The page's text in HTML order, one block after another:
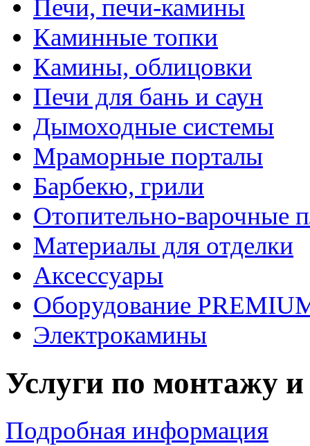
Печи, печи-камины
Каминные топки
Камины, облицовки
Печи для бань и саун
Дымоходные системы
Мраморные порталы
Барбекю, грили
Отопительно-варочные
Материалы для отделки
Аксессуары
Оборудование
Электрокамины
Услуги по монтажу и
Подробная информация